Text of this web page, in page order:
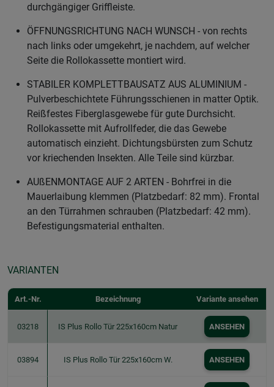
durchgängiger Griffleiste.
ÖFFNUNGSRICHTUNG NACH WUNSCH - von rechts
nach links oder umgekehrt, je nachdem, auf welcher
Seite die Rollokassette montiert wird.
STABILER KOMPLETTBAUSATZ AUS ALUMINIUM -
Pulverbeschichtete Führungsschienen in matter Optik.
Reißfestes Fiberglasgewebe für gute Durchsicht.
Rollokassette mit Aufrollfeder, die das Gewebe
automatisch einzieht. Dichtungsbürsten zum Schutz
vor kriechenden Insekten. Alle Teile sind kürzbar.
AUßENMONTAGE AUF 2 ARTEN - Bohrfrei in die
Mauerlaibung klemmen (Platzbedarf: 82 mm). Frontal
an den Türrahmen schrauben (Platzbedarf: 42 mm).
Befestigungsmaterial enthalten.
VARIANTEN
Art.-Nr. Bezeichnung Variante ansehen
03218 IS Plus Rollo Tür 225x160cm Natur ANSEHEN
03894 IS Plus Rollo Tür 225x160cm W. ANSEHEN